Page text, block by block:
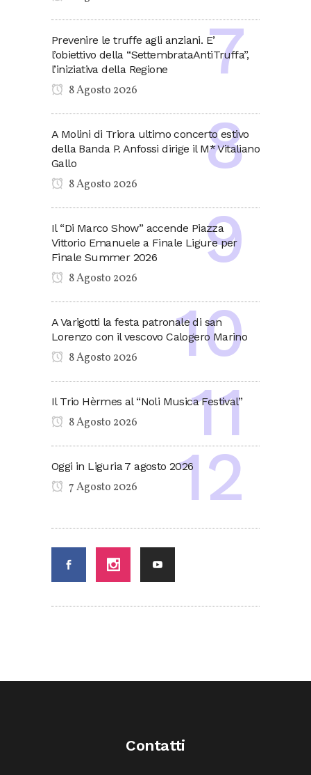
Prevenire le truffe agli anziani. E’
l’obiettivo della “SettembrataAntiTruffa”,
l’iniziativa della Regione
8 Agosto 2026
A Molini di Triora ultimo concerto estivo
della Banda P. Anfossi dirige il M* Vitaliano
Gallo
8 Agosto 2026
Il “Di Marco Show” accende Piazza
Vittorio Emanuele a Finale Ligure per
Finale Summer 2026
8 Agosto 2026
A Varigotti la festa patronale di san
Lorenzo con il vescovo Calogero Marino
8 Agosto 2026
Il Trio Hèrmes al “Noli Musica Festival”
8 Agosto 2026
Oggi in Liguria 7 agosto 2026
7 Agosto 2026
Contatti